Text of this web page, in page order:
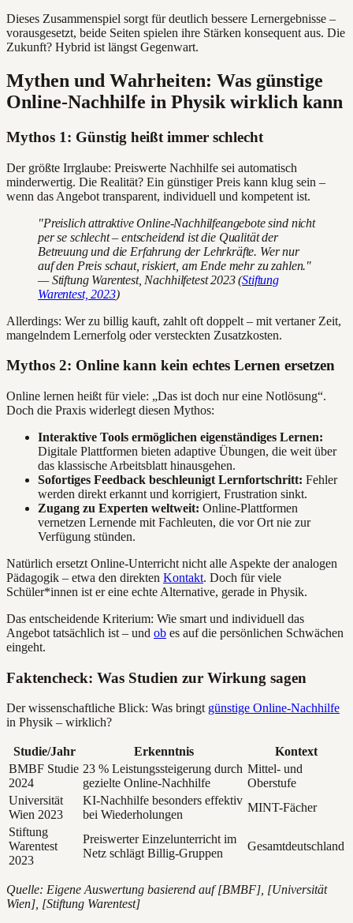
Dieses Zusammenspiel sorgt für deutlich bessere Lernergebnisse –
vorausgesetzt, beide Seiten spielen ihre Stärken konsequent aus. Die
Zukunft? Hybrid ist längst Gegenwart.
Mythen und Wahrheiten: Was günstige
Online-Nachhilfe in Physik wirklich kann
Mythos 1: Günstig heißt immer schlecht
Der größte Irrglaube: Preiswerte Nachhilfe sei automatisch
minderwertig. Die Realität? Ein günstiger Preis kann klug sein –
wenn das Angebot transparent, individuell und kompetent ist.
"Preislich attraktive Online-Nachhilfeangebote sind nicht
per se schlecht – entscheidend ist die Qualität der
Betreuung und die Erfahrung der Lehrkräfte. Wer nur
auf den Preis schaut, riskiert, am Ende mehr zu zahlen."
— Stiftung Warentest, Nachhilfetest 2023 (Stiftung
Warentest, 2023)
Allerdings: Wer zu billig kauft, zahlt oft doppelt – mit vertaner Zeit,
mangelndem Lernerfolg oder versteckten Zusatzkosten.
Mythos 2: Online kann kein echtes Lernen ersetzen
Online lernen heißt für viele: „Das ist doch nur eine Notlösung“.
Doch die Praxis widerlegt diesen Mythos:
Interaktive Tools ermöglichen eigenständiges Lernen:
Digitale Plattformen bieten adaptive Übungen, die weit über
das klassische Arbeitsblatt hinausgehen.
Sofortiges Feedback beschleunigt Lernfortschritt: Fehler
werden direkt erkannt und korrigiert, Frustration sinkt.
Zugang zu Experten weltweit: Online-Plattformen
vernetzen Lernende mit Fachleuten, die vor Ort nie zur
Verfügung stünden.
Natürlich ersetzt Online-Unterricht nicht alle Aspekte der analogen
Pädagogik – etwa den direkten Kontakt. Doch für viele
Schüler*innen ist er eine echte Alternative, gerade in Physik.
Das entscheidende Kriterium: Wie smart und individuell das
Angebot tatsächlich ist – und ob es auf die persönlichen Schwächen
eingeht.
Faktencheck: Was Studien zur Wirkung sagen
Der wissenschaftliche Blick: Was bringt günstige Online-Nachhilfe
in Physik – wirklich?
Studie/Jahr Erkenntnis
Kontext
BMBF Studie
2024
23 % Leistungssteigerung durch
gezielte Online-Nachhilfe
Mittel- und
Oberstufe
Universität
Wien 2023
KI-Nachhilfe besonders effektiv
bei Wiederholungen
MINT-Fächer
Stiftung
Warentest
2023
Preiswerter Einzelunterricht im
Netz schlägt Billig-Gruppen
Gesamtdeutschland
Quelle: Eigene Auswertung basierend auf [BMBF], [Universität
Wien], [Stiftung Warentest]